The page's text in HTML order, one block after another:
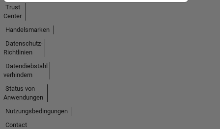
Trust
Center
Handelsmarken
Datenschutz-
Richtlinien
Datendiebstahl
verhindern
Status von
Anwendungen
Nutzungsbedingungen
Contact